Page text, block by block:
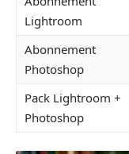
Lightroom
Abonnement
Photoshop
Pack Lightroom +
Photoshop